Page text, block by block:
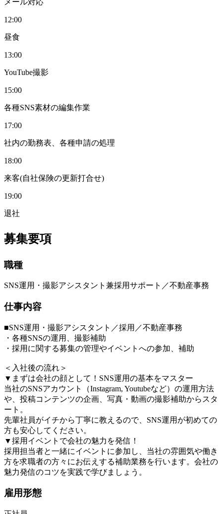
12:00
昼食
13:00
YouTube撮影
15:00
各種SNS素材の編集作業
17:00
社内の勤務表、各種申請の処理
18:00
来客(自社保険の更新打合せ)
19:00
退社
募集要項
職種
SNS運用・撮影アシスタント兼採用サポート／不動産事務
仕事内容
■SNS運用・撮影アシスタント／採用／不動産事務
・各種SNSの運用、撮影補助
・採用に関する募集の管理やイベントへの参加、補助
＜入社後の流れ＞
▼まずは会社の顔として！SNS運用の基本をマスター
当社のSNSアカウント（Instagram, Youtubeなど）の運用方法
や、投稿コンテンツの企画、写真・動画の撮影補助からスタ
ート。
先輩社員がイチから丁寧に教えるので、SNS運用が初めての
方も安心してください。
▼採用イベントで会社の魅力を発信！
採用担当者と一緒にイベントに参加し、当社の雰囲気や働き
方を求職者の方々にお伝えする補助業務を行います。会社の
魅力発信のコツを実践で学びましょう。
雇用形態